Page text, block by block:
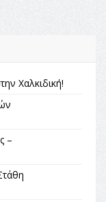
Χαλκιδική!
–